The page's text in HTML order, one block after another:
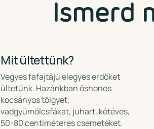
Ismerd
Mit ültettünk?
Vegyes fafajtájú elegyes erdőket
ültetünk. Hazánkban őshonos
kocsányos tölgyet,
vadgyümölcsfákat, juhart, kétéves,
50-80 centiméteres csemetéket.